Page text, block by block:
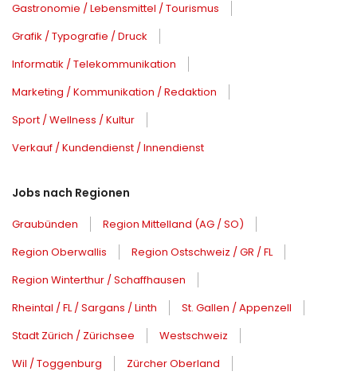
Gastronomie / Lebensmittel / Tourismus
Grafik / Typografie / Druck
Informatik / Telekommunikation
Marketing / Kommunikation / Redaktion
Sport / Wellness / Kultur
Verkauf / Kundendienst / Innendienst
Jobs nach Regionen
Graubünden
Region Mittelland (AG / SO)
Region Oberwallis
Region Ostschweiz / GR / FL
Region Winterthur / Schaffhausen
Rheintal / FL / Sargans / Linth
St. Gallen / Appenzell
Stadt Zürich / Zürichsee
Westschweiz
Wil / Toggenburg
Zürcher Oberland